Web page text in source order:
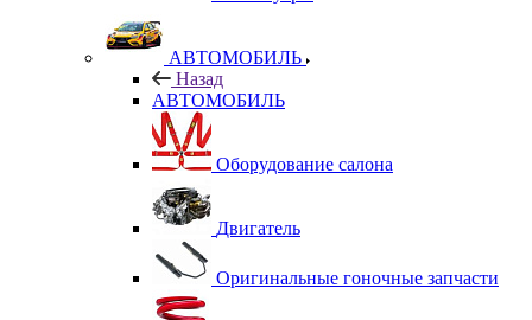
АВТОМОБИЛЬ
Назад
АВТОМОБИЛЬ
Оборудование салона
Двигатель
Оригинальные гоночные запчасти